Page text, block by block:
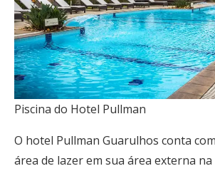
Piscina do Hotel Pullman
O hotel Pullman Guarulhos conta
área de lazer em sua área externa